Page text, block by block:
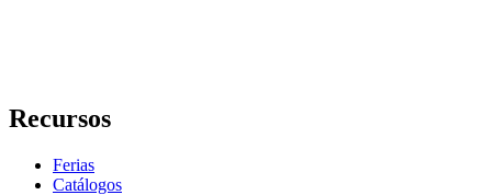
Recursos
Ferias
Catálogos